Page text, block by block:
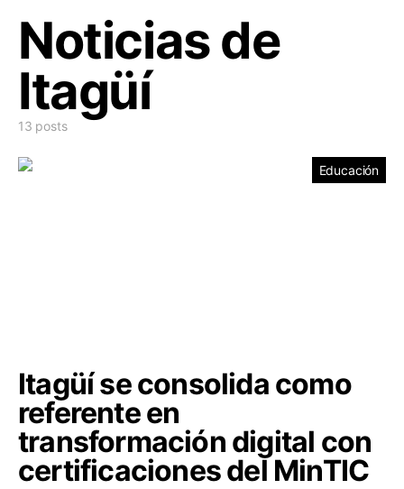
Noticias de
Itagüí
13 posts
Educación
Itagüí se consolida como
referente en
transformación digital con
certificaciones del MinTIC